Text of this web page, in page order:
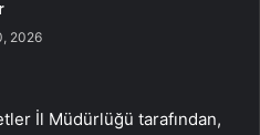
2026
İl Müdürlüğü tarafından,